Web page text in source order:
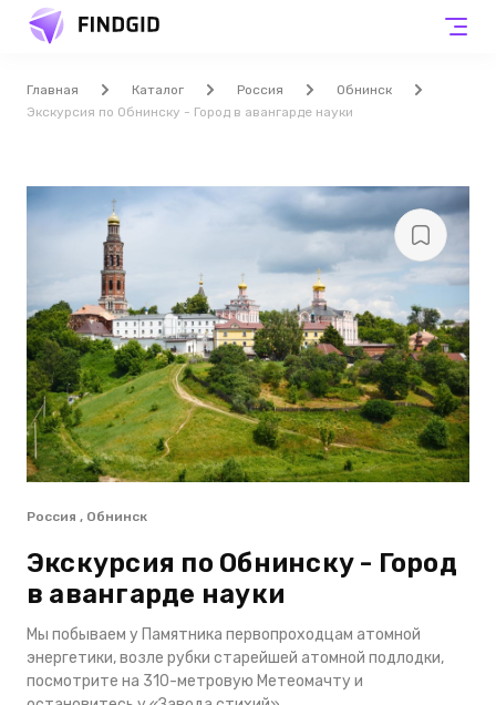
Главная Каталог Россия
Обнинск
Экскурсия по Обнинску - Город в авангарде науки
Россия , Обнинск
Экскурсия по Обнинску - Город
в авангарде науки
Мы побываем у Памятника первопроходцам атомной
энергетики, возле рубки старейшей атомной подлодки,
посмотрите на 310-метровую Метеомачту и